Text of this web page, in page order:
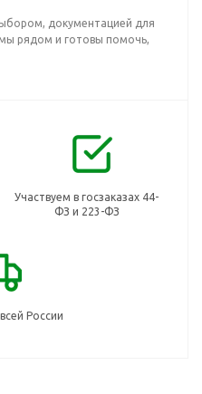
документацией для
рядом и готовы помочь,
Участвуем в госзаказах 44-
ФЗ и 223-ФЗ
России